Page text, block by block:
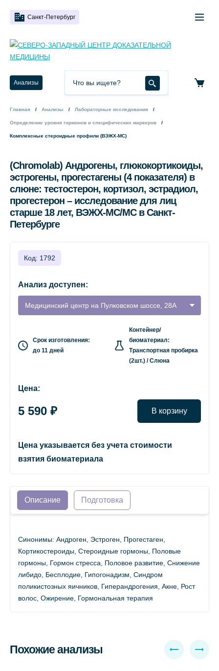
Санкт-Петербург
Анализы
Главная Анализы Лабораторные исследования
Определение уровня гормонов и специфических маркеров
Комплексные стероидные профили (ВЭЖХ-МС)
(Chromolab) Андрогены, глюкокортикоиды,
эстрогены, прогестагены (4 показателя) в
слюне: тестостерон, кортизол, эстрадиол,
прогестерон – исследование для лиц
старше 18 лет, ВЭЖХ-МС/МС в Санкт-
Петербурге
Код: 1792
Анализ доступен:
Медицинский центр на Пулковском шоссе, 28А
Срок изготовления:
до 11 дней
Контейнер/
биоматериал:
Транспортная пробирка
(2шт.) / Слюна
Цена:
5 590 ₽ В корзину
Цена указывается без учета стоимости
взятия биоматериала
Описание Подготовка
Синонимы: Андроген, Эстроген, Прогестаген,
Кортикостероиды, Стероидные гормоны, Половые
гормоны, Гормон стресса, Половое развитие, Снижение
либидо, Бесплодие, Гипогонадизм, Синдром
поликистозных яичников, Гиперандрогения, Акне, Рост
волос, Ожирение, Гормональная терапия
Похожие анализы